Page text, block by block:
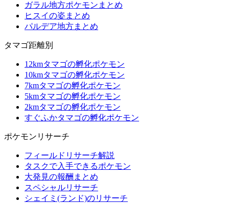
ガラル地方ポケモンまとめ
ヒスイの姿まとめ
パルデア地方まとめ
タマゴ距離別
12kmタマゴの孵化ポケモン
10kmタマゴの孵化ポケモン
7kmタマゴの孵化ポケモン
5kmタマゴの孵化ポケモン
2kmタマゴの孵化ポケモン
すぐふかタマゴの孵化ポケモン
ポケモンリサーチ
フィールドリサーチ解説
タスクで入手できるポケモン
大発見の報酬まとめ
スペシャルリサーチ
シェイミ(ランド)のリサーチ